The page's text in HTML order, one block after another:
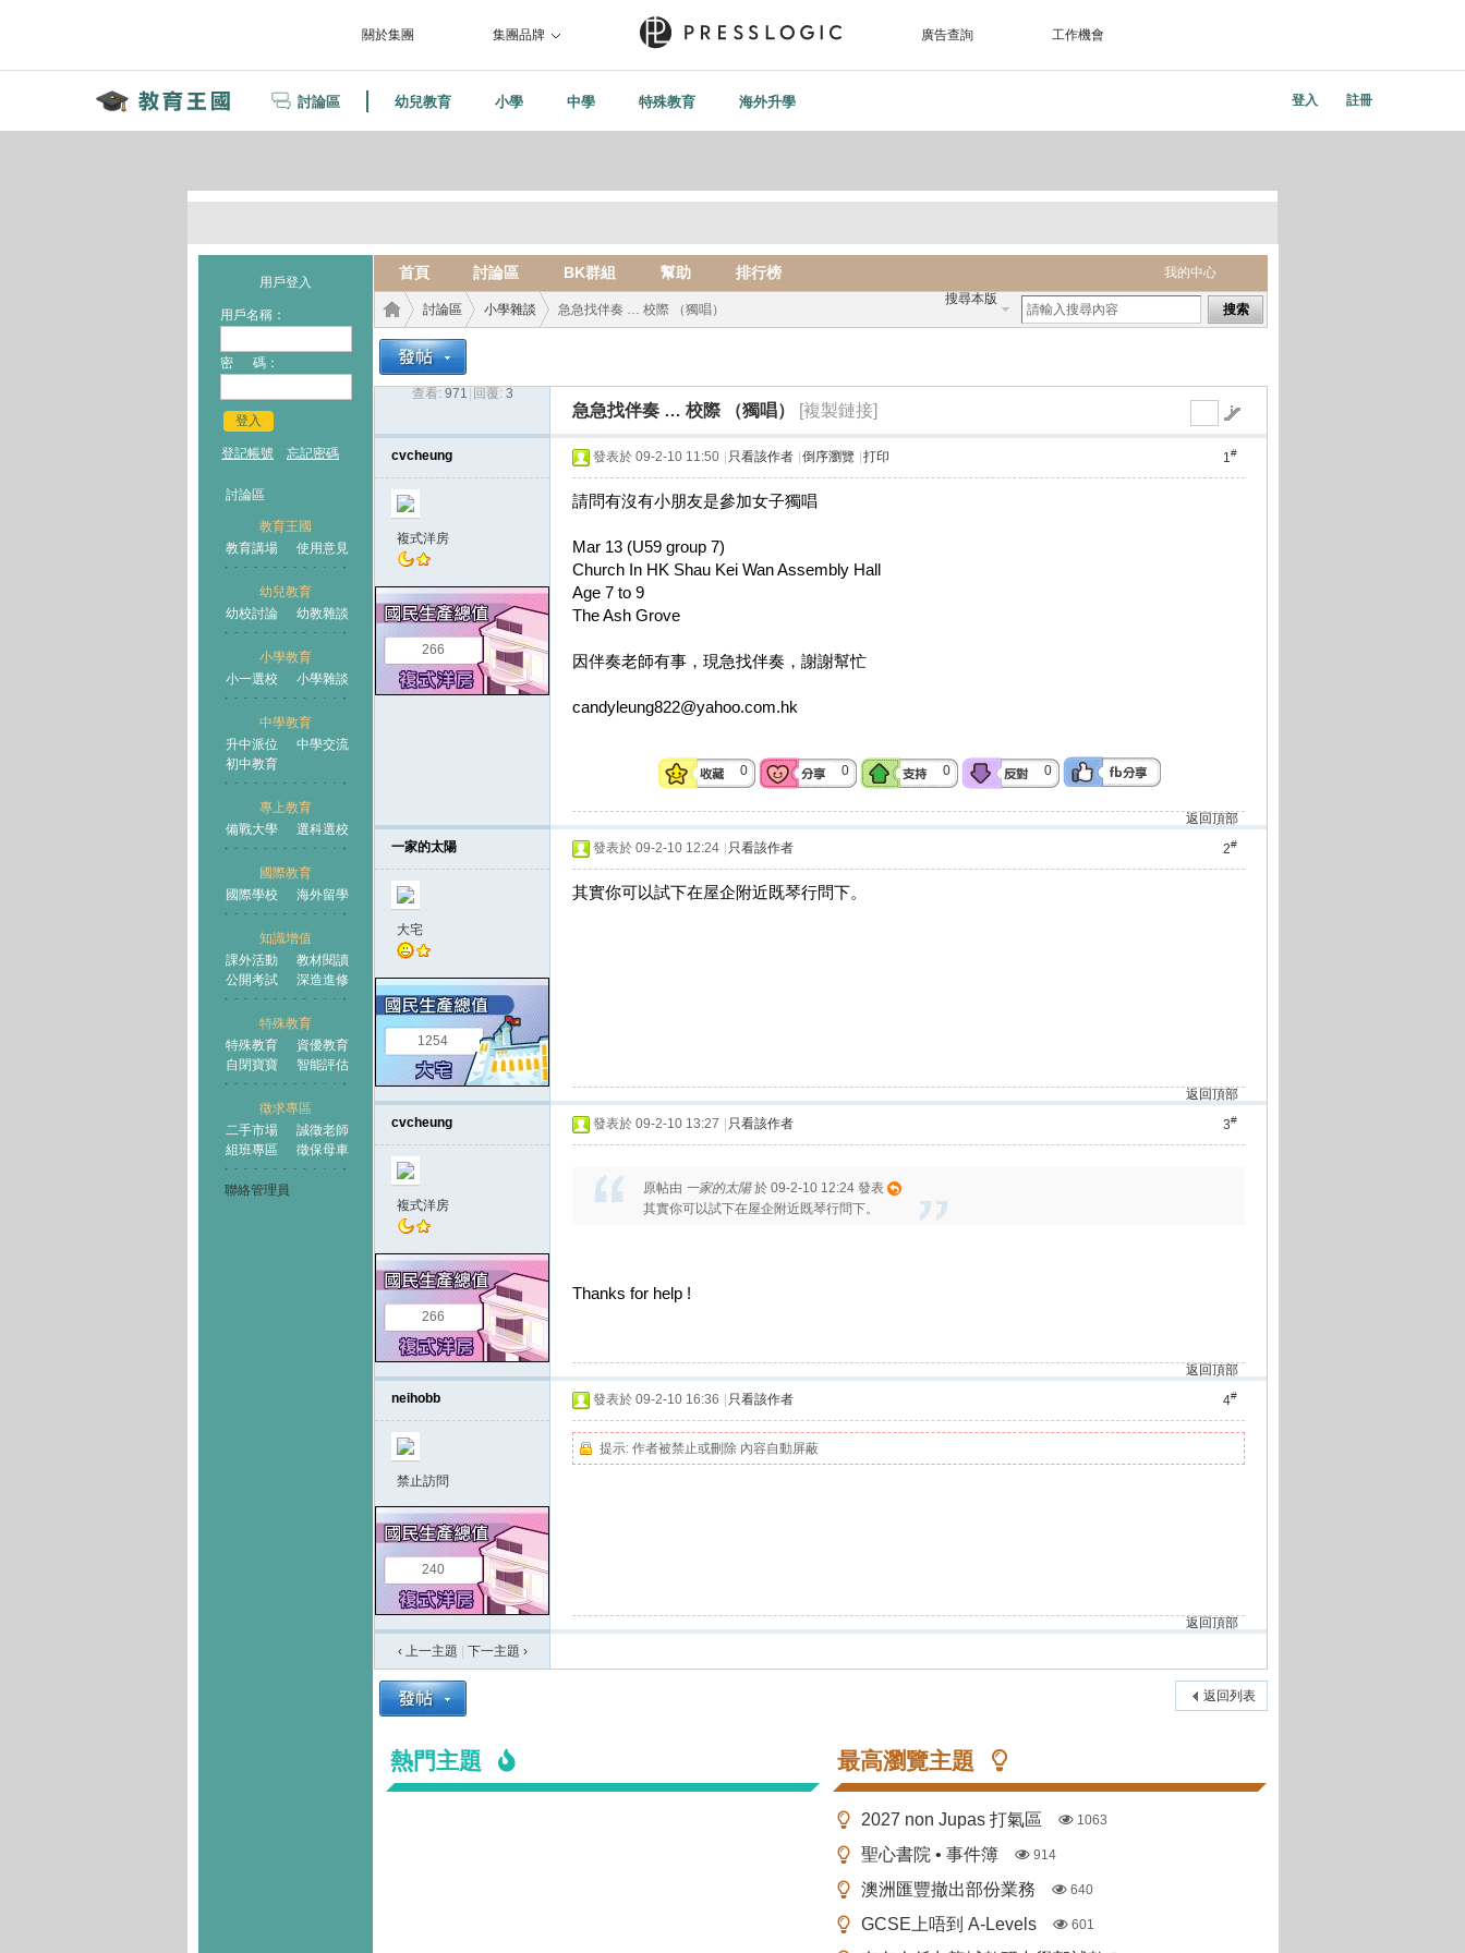
關於集團 集團品牌 廣告查詢 工作機會
討論區 幼兒教育 小學 中學 特殊教育 海外升學 登入 註冊
用戶登入
用戶名稱：
密 碼：
登入
登記帳號 忘記密碼
討論區
教育王國
教育講場
使用意見
幼兒教育
幼校討論
幼教雜談
小學教育
小一選校
小學雜談
中學教育
升中派位
中學交流
初中教育
專上教育
備戰大學
選科選校
國際教育
國際學校
海外留學
知識增值
課外活動
教材閱讀
公開考試
深造進修
特殊教育
特殊教育
資優教育
自閉寶寶
智能評估
徵求專區
二手市場
誠徵老師
組班專區
徵保母車
聯絡管理員
我的中心
首頁 討論區 BK群組 幫助 排行榜
搜尋本版
搜索
王國
討論區
›
小學雜談 急急找伴奏 … 校際 （獨唱）
查看: 971 回覆: 3
急急找伴奏 … 校際 （獨唱） [複製鏈接]
cvcheung
複式洋房
266
1#
發表於 09-2-10 11:50 只看該作者 倒序瀏覽 打印
請問有沒有小朋友是參加女子獨唱
Mar 13 (U59 group 7)
Church In HK Shau Kei Wan Assembly Hall
Age 7 to 9
The Ash Grove
因伴奏老師有事，現急找伴奏，謝謝幫忙
candyleung822@yahoo.com.hk
0 0 0 0
返回頂部
一家的太陽
大宅
1254
2#
發表於 09-2-10 12:24 只看該作者
其實你可以試下在屋企附近既琴行問下。
返回頂部
cvcheung
複式洋房
266
3#
發表於 09-2-10 13:27 只看該作者
原帖由 一家的太陽於 09-2-10 12:24 發表
其實你可以試下在屋企附近既琴行問下。
Thanks for help !
返回頂部
neihobb
禁止訪問
240
4#
發表於 09-2-10 16:36 只看該作者
提示: 作者被禁止或刪除 內容自動屏蔽
返回頂部
‹ 上一主題
下一主題 ›
返回列表
熱門主題 最高瀏覽主題
2027 non Jupas 打氣區 1063
聖心書院 • 事件簿 914
澳洲匯豐撤出部份業務 640
GCSE上唔到 A-Levels 601